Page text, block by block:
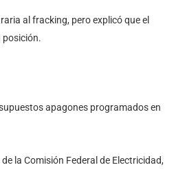
al fracking, pero explicó que el
posición.
apagones programados en
la Comisión Federal de Electricidad,